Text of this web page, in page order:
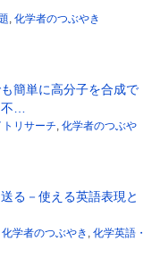
, 化学者のつぶやき
簡単に高分子を合成で
…
リサーチ, 化学者のつぶや
る－使える英語表現と
化学者のつぶやき , 化学英語・